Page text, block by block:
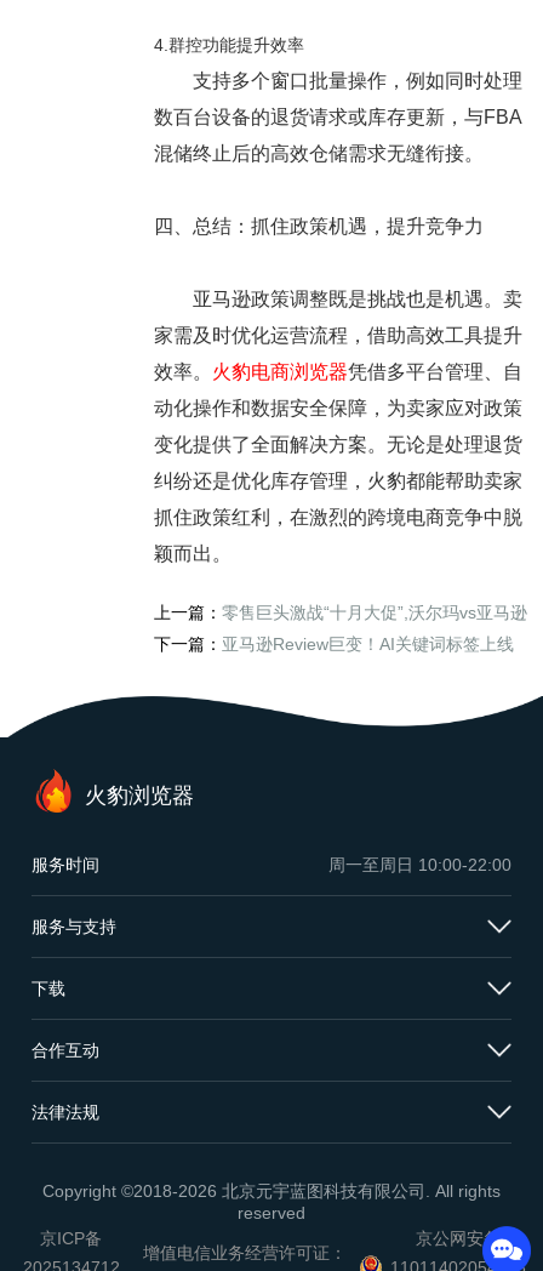
4.群控功能提升效率
支持多个窗口批量操作，例如同时处理
数百台设备的退货请求或库存更新，与FBA
混储终止后的高效仓储需求无缝衔接。
四、总结：抓住政策机遇，提升竞争力
亚马逊政策调整既是挑战也是机遇。卖
家需及时优化运营流程，借助高效工具提升
效率。 火豹电商浏览器凭借多平台管理、自
动化操作和数据安全保障，为卖家应对政策
变化提供了全面解决方案。无论是处理退货
纠纷还是优化库存管理，火豹都能帮助卖家
抓住政策红利，在激烈的跨境电商竞争中脱
颖而出。
上一篇： 零售巨头激战“十月大促”,沃尔玛vs亚马逊
下一篇： 亚马逊Review巨变！AI关键词标签上线
服务时间 周一至周日 10:00-22:00
火豹浏览器
服务与支持
下载
合作互动
法律法规
Copyright ©2018-2026 北京元宇蓝图科技有限公司. All rights
reserved
京ICP备
增值电信业务经营许可证：
京公网安备